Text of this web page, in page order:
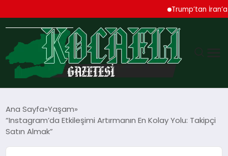
Trump’tan İran’a
TEKNOLOJI
Ana Sayfa Yaşam
“Instagram’da Etkileşimi Artırmanın En Kolay Yolu: Takipçi
Satın Almak”